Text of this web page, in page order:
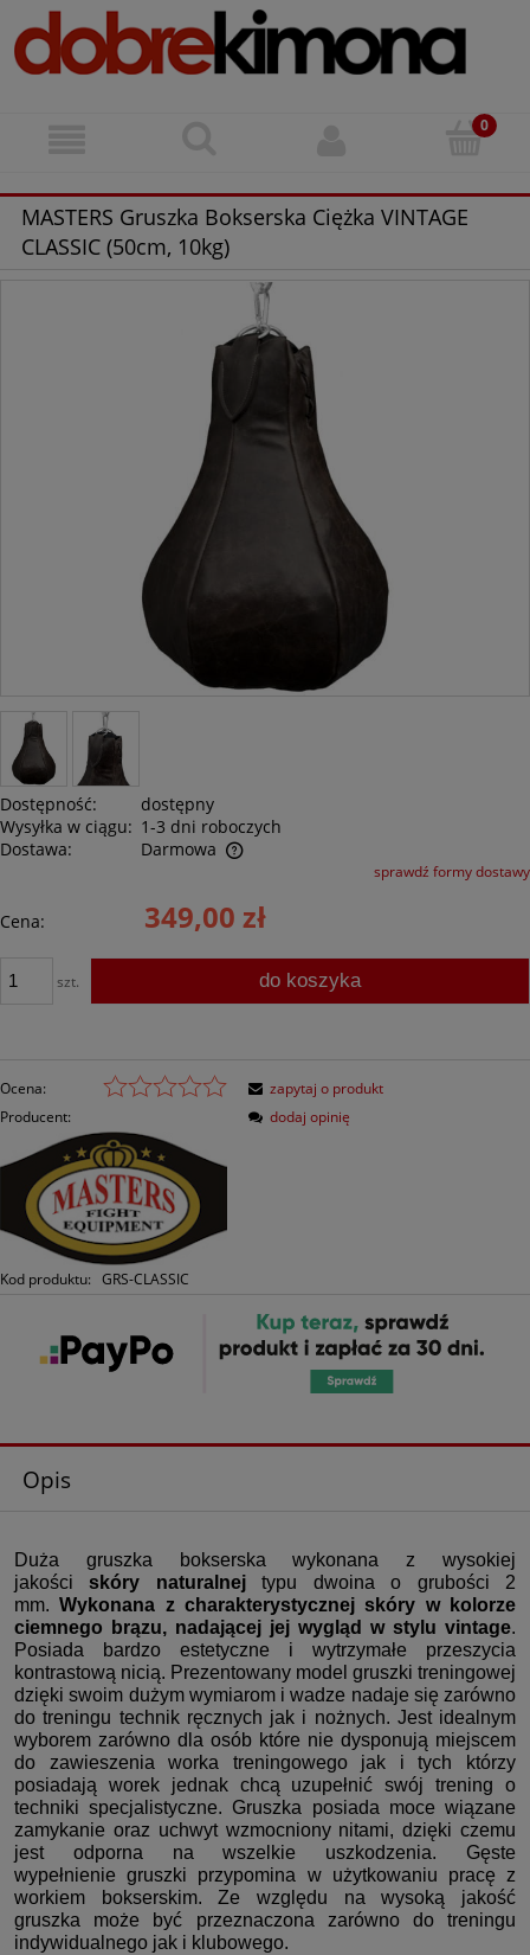
MASTERS Gruszka Bokserska Ciężka VINTAGE
CLASSIC (50cm, 10kg)
Dostępność:
dostępny
Wysyłka w ciągu: 1-3 dni roboczych
Dostawa:
Darmowa
sprawdź formy dostawy
Cena: 349,00 zł
szt. do koszyka
Ocena:
Producent:
Kod produktu: GRS-CLASSIC
zapytaj o produkt
dodaj opinię
Opis
Duża gruszka bokserska wykonana z wysokiej
jakościskóry naturalnejtypu dwoina o grubości 2
mm.Wykonana z charakterystycznej skóry w kolorze
ciemnego brązu, nadającej jej wygląd w stylu vintage.
Posiada bardzo estetyczne i wytrzymałe przeszycia
kontrastową nicią. Prezentowany model gruszki treningowej
dzięki swoim dużym wymiarom i wadze nadaje się zarówno
do treningu technik ręcznych jak i nożnych. Jest idealnym
wyborem zarówno dla osób które nie dysponują miejscem
do zawieszenia worka treningowego jak i tych którzy
posiadają worek jednak chcą uzupełnić swój trening o
techniki specjalistyczne. Gruszka posiada moce wiązane
zamykanie oraz uchwyt wzmocniony nitami, dzięki czemu
jest odporna na wszelkie uszkodzenia. Gęste
wypełnienie gruszki przypomina w użytkowaniu pracę z
workiem bokserskim. Ze względu na wysoką jakość
gruszka może być przeznaczona zarówno do treningu
indywidualnego jak i klubowego.